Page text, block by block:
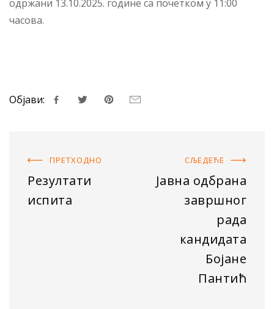
одржани 13.10.2025. године са почетком у 11:00
часова.
Објави:
ПРЕТХОДНO
Резултати
испита
СЉЕДЕЋE
Јавна одбрана
завршног
рада
кандидата
Бојане
Пантић